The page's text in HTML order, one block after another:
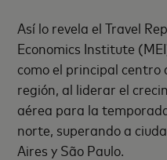
Así lo revela el Travel
Economics Institute
como el principal centro
región, al liderar el
aérea para la
norte, superando a
Aires y São Paulo.